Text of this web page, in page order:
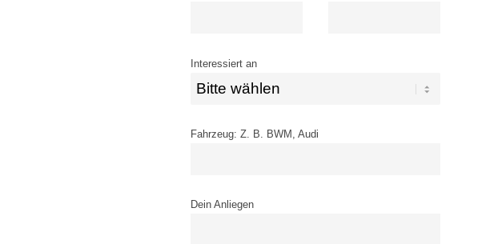
Interessiert an
Fahrzeug: Z. B. BWM, Audi
Dein Anliegen